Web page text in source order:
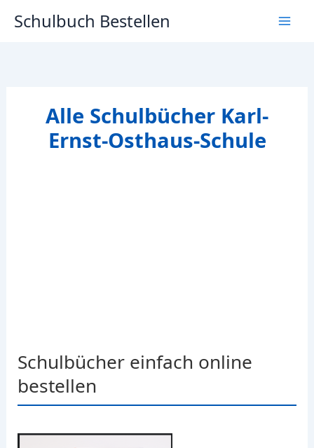
InhaltSchulbuch Bestellen
Alle Schulbücher Karl-
Ernst-Osthaus-Schule
Schulbücher einfach online
bestellen